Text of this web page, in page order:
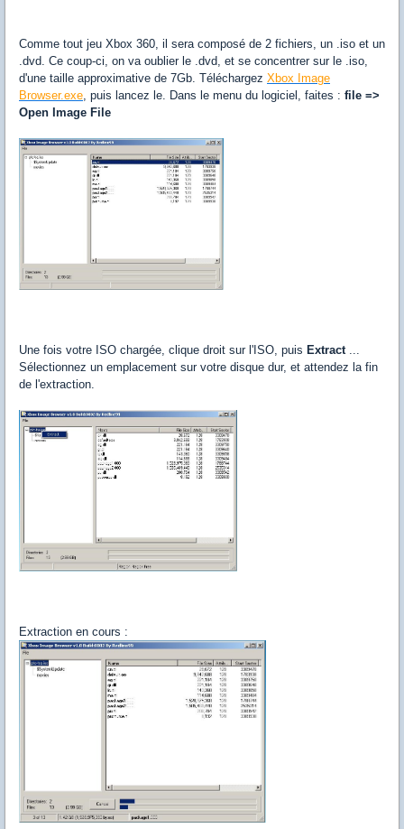
Comme tout jeu Xbox 360, il sera composé de 2 fichiers, un .iso et un
.dvd. Ce coup-ci, on va oublier le .dvd, et se concentrer sur le .iso,
d'une taille approximative de 7Gb. Téléchargez Xbox Image
Browser.exe , puis lancez le. Dans le menu du logiciel, faites : file =>
Open Image File
Une fois votre ISO chargée, clique droit sur l'ISO, puis Extract
Sélectionnez un emplacement sur votre disque dur, et attendez la fin
de l'extraction.
Extraction en cours :